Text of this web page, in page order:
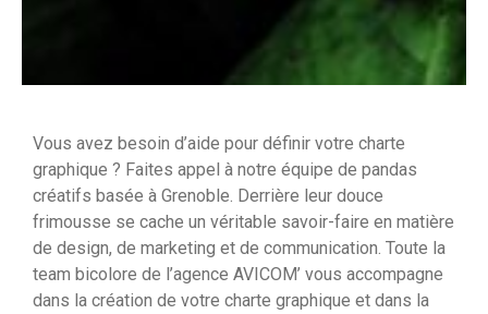
Vous avez besoin d’aide pour définir votre charte
graphique ? Faites appel à notre équipe de pandas
créatifs basée à Grenoble. Derrière leur douce
frimousse se cache un véritable savoir-faire en matière
de design, de marketing et de communication. Toute la
team bicolore de l’agence AVICOM’ vous accompagne
dans la création de votre charte graphique et dans la